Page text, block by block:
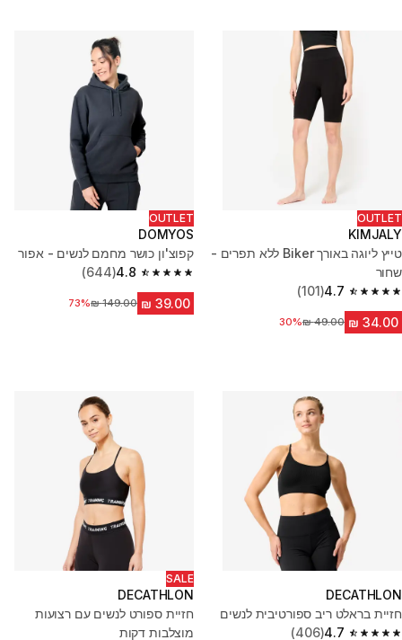
OUTLET
KIMJALY
טייץ ליוגה באורך Biker ללא תפרים -
שחור
4.7
4.7 out of 5 stars from 101 reviews
(101)
מחיר לפני הנחה‏49.00 ₪
30%
OUTLET
DOMYOS
קפוצ'ון כושר מחמם לנשים - אפור
4.8
4.8 out of 5 stars from 644 reviews
(644)
מחיר לפני הנחה‏149.00 ₪
73%
DECATHLON
חזיית בראלט ריב ספורטיבית לנשים
4.7
(406)
SALE
DECATHLON
חזיית ספורט לנשים עם רצועות
מוצלבות דקות